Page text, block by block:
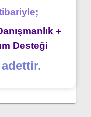
+
Desteği